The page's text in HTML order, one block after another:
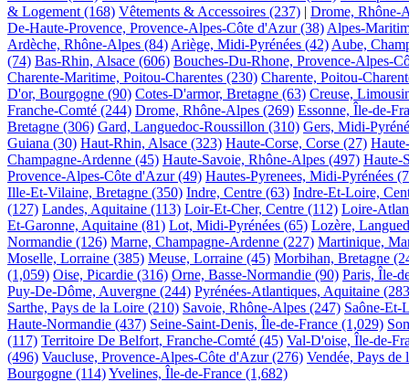
& Logement (168) Vêtements & Accessoires (237) | Drome, Rhône-
De-Haute-Provence, Provence-Alpes-Côte d'Azur (38) Alpes-
Ardèche, Rhône-Alpes (84) Ariège, Midi-Pyrénées (42) Aube,
(74) Bas-Rhin, Alsace (606) Bouches-Du-Rhone, Provence-Alpes-
Charente-Maritime, Poitou-Charentes (230) Charente, Poitou-
D'or, Bourgogne (90) Cotes-D'armor, Bretagne (63) Creuse,
Franche-Comté (244) Drome, Rhône-Alpes (269) Essonne, Île-de-
Bretagne (306) Gard, Languedoc-Roussillon (310) Gers, Midi-
Guiana (30) Haut-Rhin, Alsace (323) Haute-Corse, Corse (27)
Champagne-Ardenne (45) Haute-Savoie, Rhône-Alpes (497) Haute-
Provence-Alpes-Côte d'Azur (49) Hautes-Pyrenees, Midi-Pyrénées
Ille-Et-Vilaine, Bretagne (350) Indre, Centre (63) Indre-Et-Loire,
(127) Landes, Aquitaine (113) Loir-Et-Cher, Centre (112) Loire-
Et-Garonne, Aquitaine (81) Lot, Midi-Pyrénées (65) Lozère,
Normandie (126) Marne, Champagne-Ardenne (227) Martinique,
Moselle, Lorraine (385) Meuse, Lorraine (45) Morbihan, Bretagne
(1,059) Oise, Picardie (316) Orne, Basse-Normandie (90) Paris, Île-
Puy-De-Dôme, Auvergne (244) Pyrénées-Atlantiques, Aquitaine
Sarthe, Pays de la Loire (210) Savoie, Rhône-Alpes (247) Saône-Et-
Haute-Normandie (437) Seine-Saint-Denis, Île-de-France (1,029)
(117) Territoire De Belfort, Franche-Comté (45) Val-D'oise, Île-de-
(496) Vaucluse, Provence-Alpes-Côte d'Azur (276) Vendée, Pays de
Bourgogne (114)Yvelines, Île-de-France (1,682)